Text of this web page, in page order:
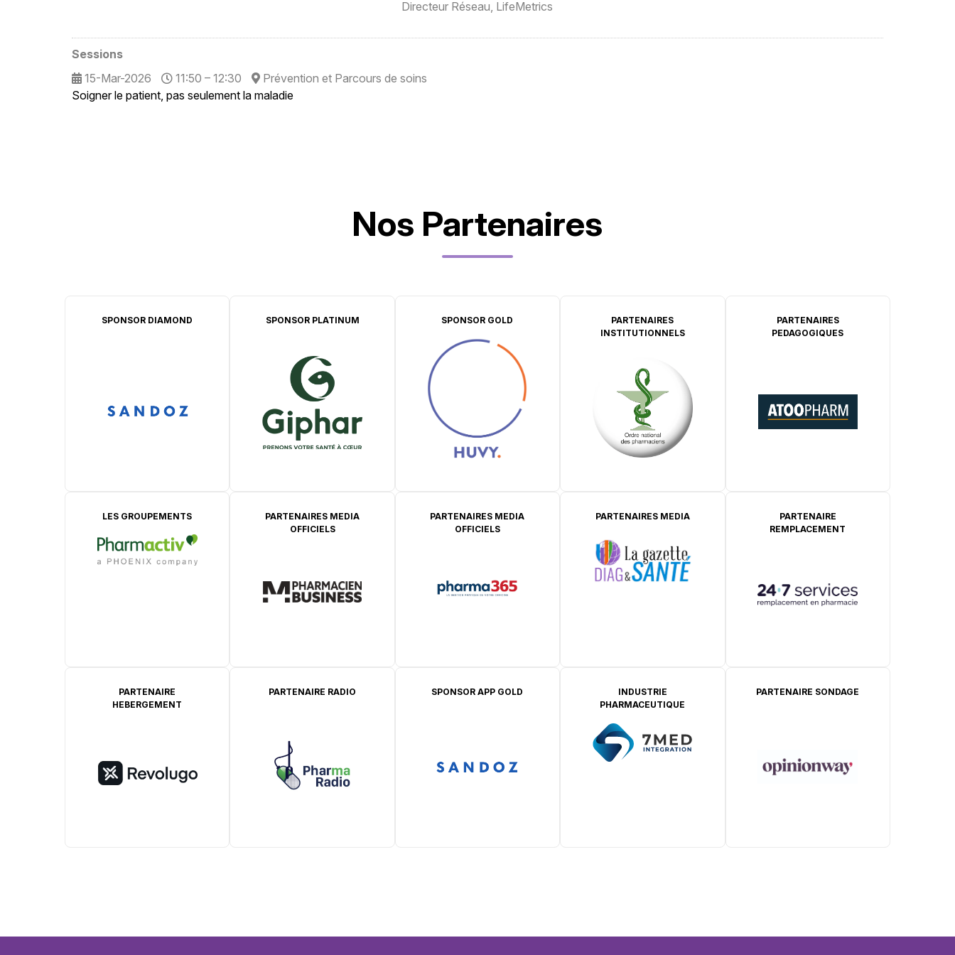
Directeur Réseau, LifeMetrics
Sessions
15-Mar-2026
11:50 – 12:30
Prévention et Parcours de soins
Soigner le patient, pas seulement la maladie
Nos Partenaires
SPONSOR DIAMOND SPONSOR PLATINUM SPONSOR GOLD
PARTENAIRES
INSTITUTIONNELS
PARTENAIRES
PEDAGOGIQUES
LES GROUPEMENTS
PARTENAIRES MEDIA
OFFICIELS
PARTENAIRES MEDIA
OFFICIELS
PARTENAIRES MEDIA
PARTENAIRE
REMPLACEMENT
PARTENAIRE
HEBERGEMENT
PARTENAIRE RADIO SPONSOR APP GOLD
INDUSTRIE
PHARMACEUTIQUE
PARTENAIRE SONDAGE